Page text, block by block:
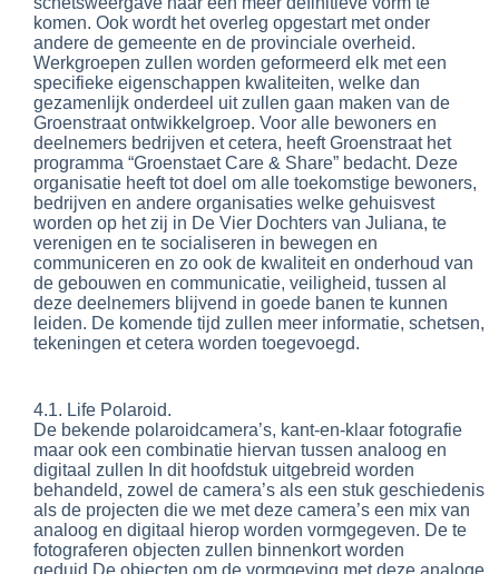
komen. Ook wordt het overleg opgestart met onder
andere de gemeente en de provinciale overheid.
Werkgroepen zullen worden geformeerd elk met een
specifieke eigenschappen kwaliteiten, welke dan
gezamenlijk onderdeel uit zullen gaan maken van de
Groenstraat ontwikkelgroep. Voor alle bewoners en
deelnemers bedrijven et cetera, heeft Groenstraat het
programma “Groenstaet Care & Share” bedacht. Deze
organisatie heeft tot doel om alle toekomstige bewoners,
bedrijven en andere organisaties welke gehuisvest
worden op het zij in De Vier Dochters van Juliana, te
verenigen en te socialiseren in bewegen en
communiceren en zo ook de kwaliteit en onderhoud van
de gebouwen en communicatie, veiligheid, tussen al
deze deelnemers blijvend in goede banen te kunnen
leiden. De komende tijd zullen meer informatie, schetsen,
tekeningen et cetera worden toegevoegd.
4.1. Life Polaroid.
De bekende polaroidcamera’s, kant-en-klaar fotografie
maar ook een combinatie hiervan tussen analoog en
digitaal zullen In dit hoofdstuk uitgebreid worden
behandeld, zowel de camera’s als een stuk geschiedenis
als de projecten die we met deze camera’s een mix van
analoog en digitaal hierop worden vormgegeven. De te
fotograferen objecten zullen binnenkort worden
geduid.De objecten om de vormgeving met deze analoge